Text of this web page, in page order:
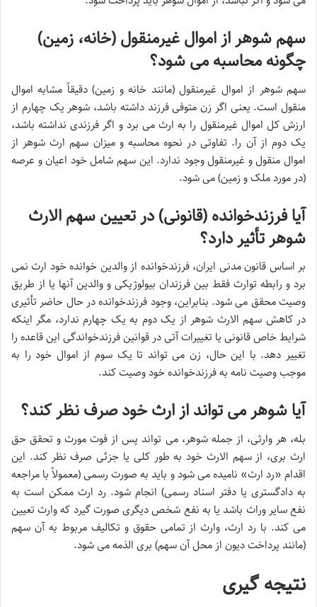
سهم شوهر از اموال غیرمنقول (خانه، زمین)
چگونه محاسبه می شود؟
سهم شوهر از اموال غیرمنقول (مانند خانه و زمین) دقیقاً مشابه اموال
منقول است. یعنی اگر زن متوفی فرزند داشته باشد، شوهر یک چهارم از
ارزش کل اموال غیرمنقول را به ارث می برد و اگر فرزندی نداشته باشد،
یک دوم از آن را. تفاوتی در نحوه محاسبه و میزان سهم ارث شوهر از
اموال منقول و غیرمنقول وجود ندارد. این سهم شامل خود اعیان و عرصه
(در مورد ملک و زمین) می شود.
آیا فرزندخوانده (قانونی) در تعیین سهم الارث
شوهر تأثیر دارد؟
بر اساس قانون مدنی ایران، فرزندخوانده از والدین خوانده خود ارث نمی
برد و رابطه توارث فقط بین فرزندان بیولوژیکی و والدین آنها یا از طریق
وصیت محقق می شود. بنابراین، وجود فرزندخوانده در حال حاضر تأثیری
در کاهش سهم الارث شوهر از یک دوم به یک چهارم ندارد، مگر اینکه
شرایط خاص قانونی یا تغییرات آتی در قوانین فرزندخواندگی این قاعده را
تغییر دهد. با این حال، زن می تواند تا یک سوم از اموال خود را به
موجب وصیت نامه به فرزندخوانده خود وصیت کند.
آیا شوهر می تواند از ارث خود صرف نظر کند؟
بله، هر وارثی، از جمله شوهر، می تواند پس از فوت مورث و تحقق حق
ارث بری، از سهم الارث خود به طور کلی یا جزئی صرف نظر کند. این
اقدام «رد ارث» نامیده می شود و باید به صورت رسمی (معمولاً با مراجعه
به دادگستری یا دفتر اسناد رسمی) انجام شود. رد ارث ممکن است به
نفع سایر وراث باشد یا به نفع شخص دیگری صورت گیرد که وارث تعیین
می کند. با رد ارث، وارث از تمامی حقوق و تکالیف مربوط به آن سهم
(مانند پرداخت دیون از محل آن سهم) بری الذمه می شود.
نتیجه گیری